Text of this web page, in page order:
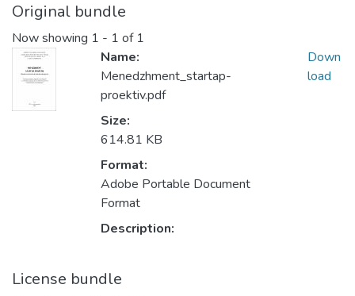
Original bundle
Now showing 1 - 1 of 1
Name:
Menedzhment_startap-
proektiv.pdf
Size:
614.81 KB
Format:
Adobe Portable Document
Format
Description:
Down
load
License bundle